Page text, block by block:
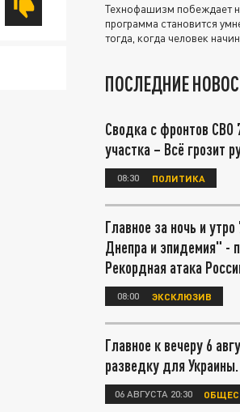
Технофашизм побеждает
программа становится
тогда, когда человек
ПОСЛЕДНИЕ
Сводка с фронтов СВО
участка – Всё грозит
08:30 ПОЛИТИКА
Главное за ночь и
Днепра и эпидемия" -
Рекордная атака
08:00 ЭКСКЛЮЗИВ
Главное к вечеру 6
разведку для
06 АВГУСТА 20:30